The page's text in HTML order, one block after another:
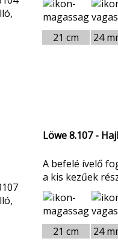
21 cm 24
Löwe 8.107 -
A befelé ívelő
a kis kezűek
21 cm 24